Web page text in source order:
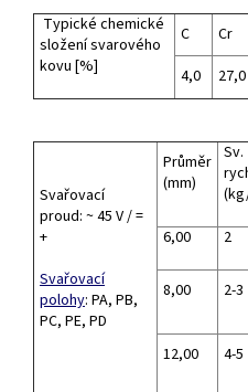
Typické chemické
složení svarového
kovu [%]
C Cr
4,0
27,0
Svařovací
proud: ~ 45 V / =
+
Svařovací
polohy: PA, PB,
PC, PE, PD
Průměr
(mm)
Sv.
6,00
2
8,00 2-3
12,00 4-5